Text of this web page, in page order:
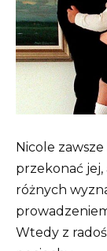
Nicole zawsze
przekonać jej,
różnych
Wtedy z